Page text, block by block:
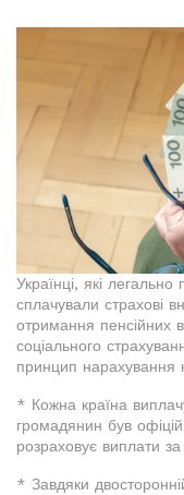
Українці, які
сплачували страхові
отримання пенсійних
соціального
принцип нарахування
* Кожна країна
громадянин був
розраховує виплати
* Завдяки